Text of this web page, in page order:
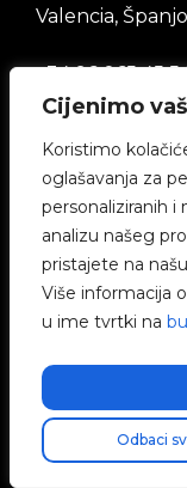
Cijenimo
Koristimo
oglašavanja za
personaliziranih i
analizu našeg
pristajete na
Više informacija
u ime tvrtki na
Odbaci
Valencia,
+34 96 065 45
TVRTKA
V2C zajednica
Radite s nama
e-Chargers
V2C Power